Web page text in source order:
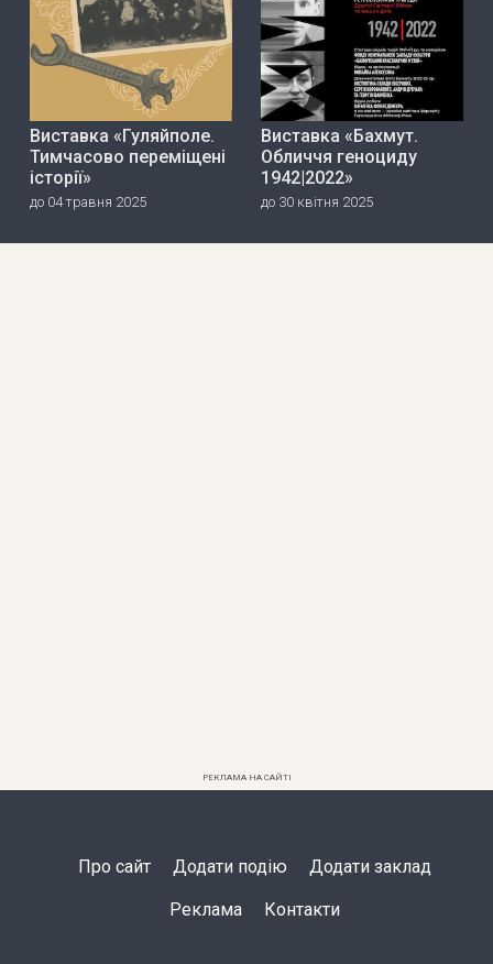
Виставка «Гуляйполе.
Тимчасово переміщені
історії»
до 04 травня 2025
Виставка «Бахмут.
Обличчя геноциду
1942|2022»
до 30 квітня 2025
РЕКЛАМА НА САЙТІ
Про сайт Додати подію Додати заклад
Реклама Контакти